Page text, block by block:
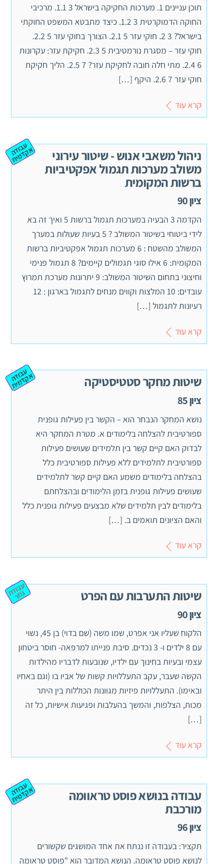
תוכן עניינים 1. מערכות החקיקה בישראל 3 1.1. מרכיבי
החוקה הדמוקרטית 3 1.2. כיצד מתבטא המשפט החוקתי
בישראל? 3 2. חוקי עזר 5 2.1. הצורך בחוקי עזר 5 2.2.
חוקי עזר – מסגרת נורמטיבית 5 2.3. חקיקת עזר: עקרונות
6 2.4. מתי חלה חובה לחקיקת עזר? 7 2.5. הליך חקיקת
חוקי עזר 7 2.6. היקף […]
קרא עוד
ניהול משאבי אנוש - שיטור עירוני
משולב מערכות תגמול אפקטיביות
ברשות המקומית
ציון 90
ע
ב
וד
ה
א
ק
ד
מ
ית
הקדמה 3 הבעיה במערכות תגמול ברשות 5 ואיך זה בא
לידי ביטוחי בשיטור המשולב ? 5 בעיות שעולות במערך
המשולב מהשטח : 6 מערכות תגמול אפקטיביות ברשות
המקומית: 6 אילו סוגי תגמולים קיימים? 8 תגמול פנימי
וחיצוני בתחום השיטור המשולב: 9 יתרונות מערכת תמרוץ
עובדים: 10 המלצות וקווים מנחים לתגמול בארגון : 12
רעיונות לתגמול […]
קרא עוד
שיטות מחקר סטטיסטיקה
ציון 85
ע
ב
וד
ה
א
ק
ד
מ
ית
נושא המחקר הנבחר הוא – הקשר בין פעילות גופנית
ספורטיבית להצלחה בלימודים א. מטרת המחקר היא
לבדוק האם קיים קשר בין תלמידים שעושים פעילות
ספורטיבית לתלמידים ללא פעילות ספורטיבית כלל
בהצלחה בלימודים משמע האם קיים קשר לתלמידים
שעושים פעילות גופנית בזמן הלימודים ובהצלחתם
בלימודים לבין תלמידים שלא מבצעים פעילות גופנית כלל
והאם הציונים תואמים ב. […]
קרא עוד
שיטות התערבות עם הפרט
ציון 90
ע
ב
וד
ת ג
מ
ר
הלקוח שעליו אני אפרט, שמו משה (שם בדוי) בן 45, נשוי
עם 8 ילדים ו- 3 נכדים. סיבת פנייתו למרפאה- חוסר ביטחון
עצמי ובעיות בחינוך עם ילדיו, שנובעות לדבריו מהילדות
הקשה שעבר, עקב התעללויות קשות של אביו בו (וגם באחיו
ובאימו). התעללויות פיזיות מגוונות הכוללות בין היתר
מכות, הצלפות, והמשך בהעלבות ופגיעות אישיות, כל זה
[…]
קרא עוד
עבודה בנושא פוסט טראוומה
מורכבת
ציון 96
ע
ב
וד
ה
א
ק
ד
מ
ית
תקציר: בעבודה זו ננתח את אחד המושגים שקשורים
לנושא פוסט טראומה. הנושא המדובר הוא "פוסט טראומה